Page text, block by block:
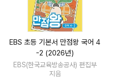
EBS 초등 기본서 만점왕 국어 4
-2 (2026년)
EBS(한국교육방송공사) 편집부
지음